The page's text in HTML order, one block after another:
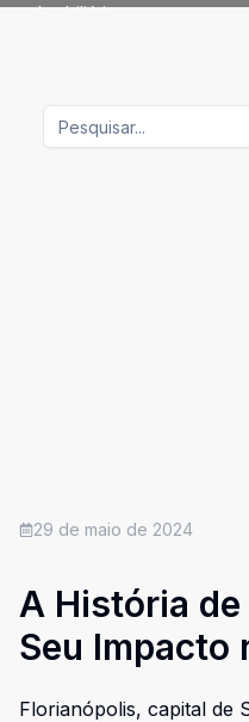
Imobiliário
29 de maio de 2024
A História
Seu Impacto
Imobiliário
Florianópolis, capital de